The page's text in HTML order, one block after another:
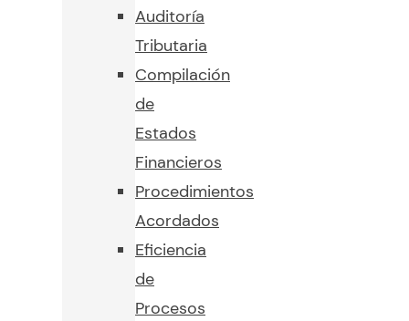
Auditoría
Tributaria
Compilación
de
Estados
Financieros
Procedimientos
Acordados
Eficiencia
de
Procesos